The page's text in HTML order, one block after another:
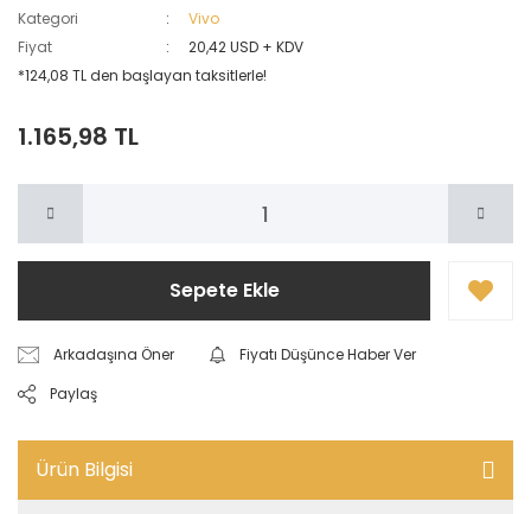
Kategori
Vivo
Fiyat
20,42 USD + KDV
*124,08 TL den başlayan taksitlerle!
1.165,98 TL
Sepete Ekle
Arkadaşına Öner
Fiyatı Düşünce Haber Ver
Paylaş
Ürün Bilgisi